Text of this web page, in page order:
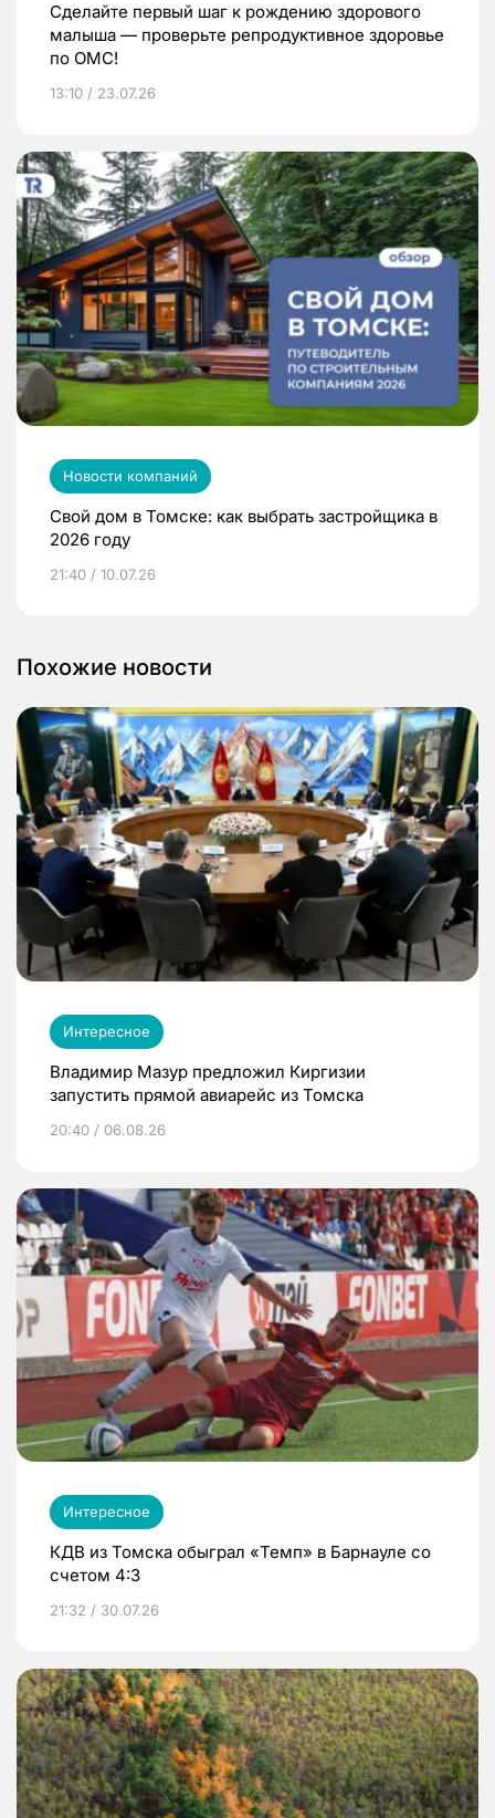
Сделайте первый шаг к рождению здорового
малыша — проверьте репродуктивное здоровье
по ОМС!
13:10 / 23.07.26
Новости компаний
Свой дом в Томске: как выбрать застройщика в
2026 году
21:40 / 10.07.26
Похожие новости
Интересное
Владимир Мазур предложил Киргизии
запустить прямой авиарейс из Томска
20:40 / 06.08.26
Интересное
КДВ из Томска обыграл «Темп» в Барнауле со
счетом 4:3
21:32 / 30.07.26